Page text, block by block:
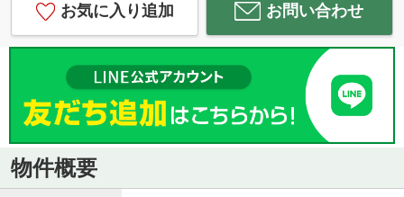
お気に入り追加 お問い合わせ
物件概要